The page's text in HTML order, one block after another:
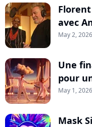
avec
May 2, 2026
Une
pour
May 1, 2026
Mask